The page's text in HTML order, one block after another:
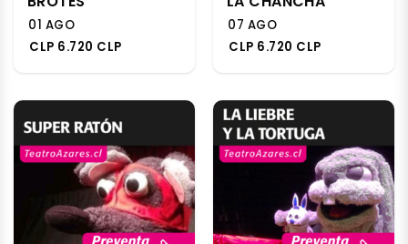
01 AGO
CLP 6.720 CLP
07 AGO
CLP 6.720 CLP